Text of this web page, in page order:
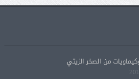
من الصخر الزيتي